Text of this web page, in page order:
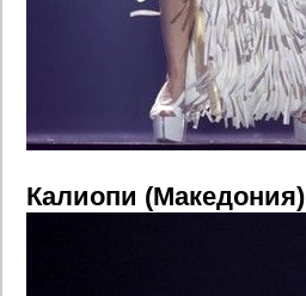
Калиопи (Македония)